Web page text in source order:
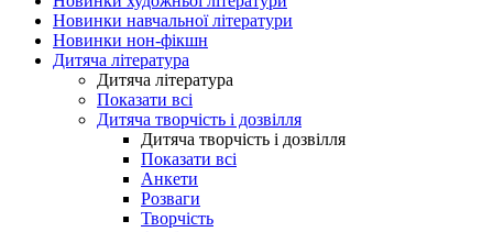
Новинки навчальної літератури
Новинки нон-фікшн
Дитяча література
Дитяча література
Показати всі
Дитяча творчість і дозвілля
Дитяча творчість і дозвілля
Показати всі
Анкети
Розваги
Творчість